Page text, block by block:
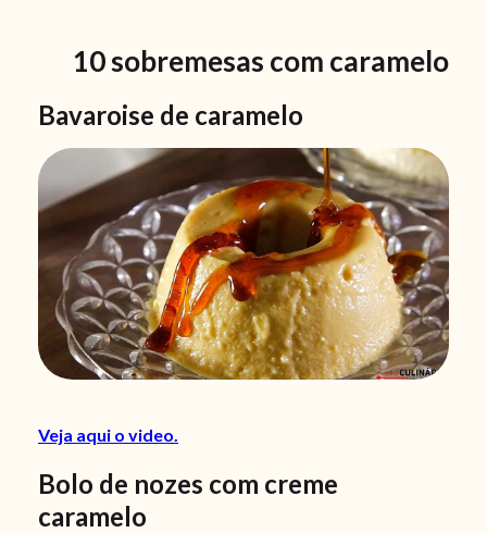
10 sobremesas com caramelo
Bavaroise de caramelo
Veja aqui o video.
Bolo de nozes com creme
caramelo